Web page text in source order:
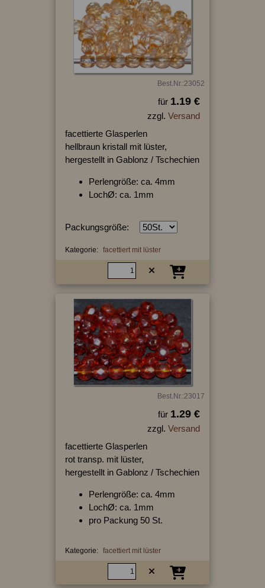
Best.Nr.:23052
für 1.19 €
zzgl. Versand
facettierte Glasperlen
hellbraun kristall mit lüster,
hergestellt in Gablonz / Tschechien
Perlengröße: ca. 4mm
LochØ: ca. 1mm
Packungsgröße:
Kategorie: facettiert mit lüster
Best.Nr.:23017
für 1.29 €
zzgl. Versand
facettierte Glasperlen
rot transp. mit lüster,
hergestellt in Gablonz / Tschechien
Perlengröße: ca. 4mm
LochØ: ca. 1mm
pro Packung 50 St.
Kategorie: facettiert mit lüster